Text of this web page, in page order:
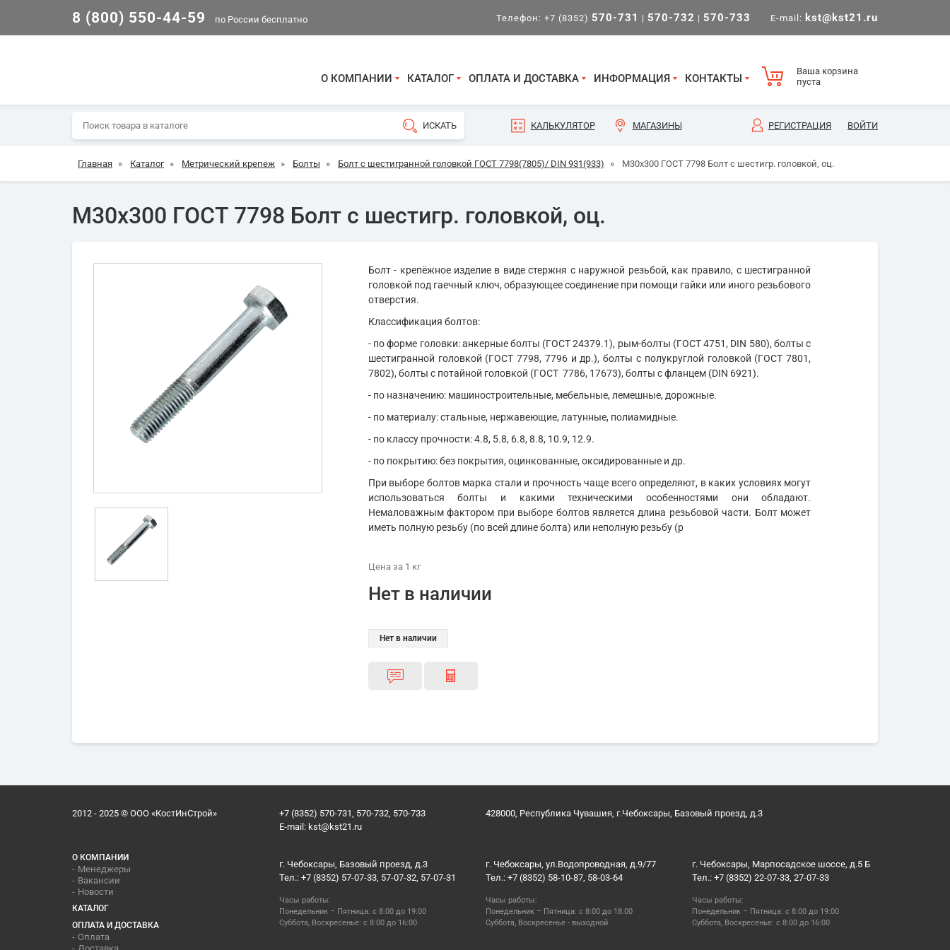
8 (800) 550-44-59 по России бесплатно Телефон: +7 (8352) 570-731 | 570-732 | 570-733 E-mail: kst@kst21.ru
О КОМПАНИИ КАТАЛОГ ОПЛАТА И ДОСТАВКА ИНФОРМАЦИЯ КОНТАКТЫ
Ваша корзина
пуста
КАЛЬКУЛЯТОР МАГАЗИНЫ РЕГИСТРАЦИЯ ВОЙТИ
Главная » Каталог » Метрический крепеж » Болты » Болт с шестигранной головкой ГОСТ 7798(7805)/ DIN 931(933) » М30х300 ГОСТ 7798 Болт с шестигр. головкой, оц.
М30х300 ГОСТ 7798 Болт с шестигр. головкой, оц.
Болт - крепёжное изделие в виде стержня с наружной резьбой, как правило, с шестигранной
головкой под гаечный ключ, образующее соединение при помощи гайки или иного резьбового
отверстия.
Классификация болтов:
- по форме головки: анкерные болты (ГОСТ 24379.1), рым-болты (ГОСТ 4751, DIN 580), болты с
шестигранной головкой (ГОСТ 7798, 7796 и др.), болты с полукруглой головкой (ГОСТ 7801,
7802), болты с потайной головкой (ГОСТ 7786, 17673), болты с фланцем (DIN 6921).
- по назначению: машиностроительные, мебельные, лемешные, дорожные.
- по материалу: стальные, нержавеющие, латунные, полиамидные.
- по классу прочности: 4.8, 5.8, 6.8, 8.8, 10.9, 12.9.
- по покрытию: без покрытия, оцинкованные, оксидированные и др.
При выборе болтов марка стали и прочность чаще всего определяют, в каких условиях могут
использоваться болты и какими техническими особенностями они обладают.
Немаловажным фактором при выборе болтов является длина резьбовой части. Болт может
иметь полную резьбу (по всей длине болта) или неполную резьбу (р
Цена за 1 кг
Нет в наличии
Нет в наличии
2012 - 2025 © ООО «КостИнСтрой»
+7 (8352) 570-731, 570-732, 570-733
E-mail: kst@kst21.ru
428000, Республика Чувашия, г.Чебоксары, Базовый проезд, д.3
О КОМПАНИИ
Менеджеры
Вакансии
Новости
КАТАЛОГ
ОПЛАТА И ДОСТАВКА
Оплата
г. Чебоксары, Базовый проезд, д.3
Тел.: +7 (8352) 57-07-33, 57-07-32, 57-07-31
Часы работы:
Понедельник – Пятница: с 8:00 до 19:00
Суббота, Воскресенье: с 8:00 до 16:00
г. Чебоксары, ул.Водопроводная, д.9/77
Тел.: +7 (8352) 58-10-87, 58-03-64
Часы работы:
Понедельник – Пятница: с 8:00 до 18:00
Суббота, Воскресенье - выходной
г. Чебоксары, Марпосадское шоссе, д.5 Б
Тел.: +7 (8352) 22-07-33, 27-07-33
Часы работы:
Понедельник – Пятница: с 8:00 до 19:00
Суббота, Воскресенье: с 8:00 до 16:00